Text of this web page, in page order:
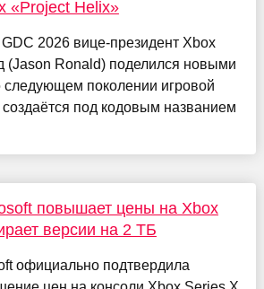
«Project Helix»
2026 вице-президент Xbox
(Jason Ronald) поделился новыми
следующем поколении игровой
создаётся под кодовым названием
повышает цены на Xbox
версии на 2 ТБ
официально подтвердила